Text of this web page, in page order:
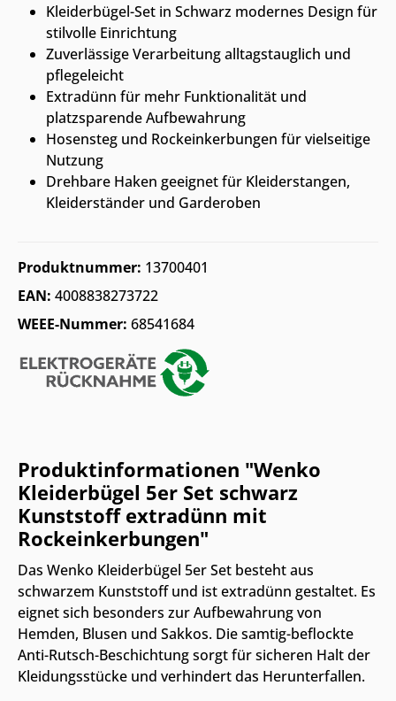
Kleiderbügel-Set in Schwarz modernes Design für
stilvolle Einrichtung
Zuverlässige Verarbeitung alltagstauglich und
pflegeleicht
Extradünn für mehr Funktionalität und
platzsparende Aufbewahrung
Hosensteg und Rockeinkerbungen für vielseitige
Nutzung
Drehbare Haken geeignet für Kleiderstangen,
Kleiderständer und Garderoben
Produktnummer: 13700401
EAN: 4008838273722
WEEE-Nummer: 68541684
Produktinformationen "Wenko
Kleiderbügel 5er Set schwarz
Kunststoff extradünn mit
Rockeinkerbungen"
Das Wenko Kleiderbügel 5er Set besteht aus
schwarzem Kunststoff und ist extradünn gestaltet. Es
eignet sich besonders zur Aufbewahrung von
Hemden, Blusen und Sakkos. Die samtig-beflockte
Anti-Rutsch-Beschichtung sorgt für sicheren Halt der
Kleidungsstücke und verhindert das Herunterfallen.